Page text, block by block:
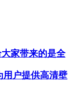
家带来的是全
用户提供高清壁